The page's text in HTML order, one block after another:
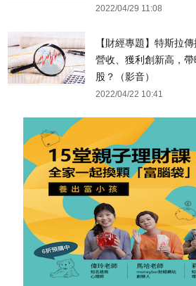
2022/04/29 11:08
【財經專題】特斯拉
營收、獲利創新高，
股？（影音）
2022/04/22 10:41